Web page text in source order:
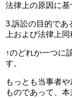
法律上の原因に基
3.訴訟の目的であ
上および法律上
↑のどれか一つに
す。
もっとも当事者
ものであって、